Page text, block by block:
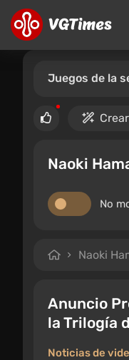
Juegos de la
Crear
Naoki
No
Naoki
Anuncio
la Trilogía
Noticias de